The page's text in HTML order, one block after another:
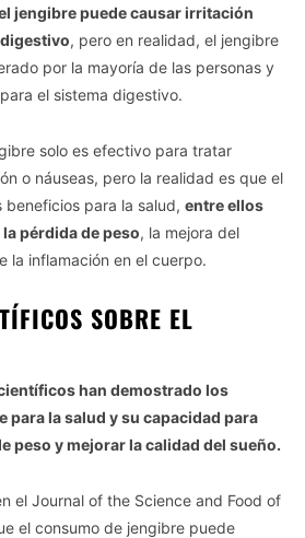
the sale, sharing to third parties, or
jengibre puede causar irritación
, pero en realidad, el jengibre
por la mayoría de las personas y
el sistema digestivo.
solo es efectivo para tratar
o náuseas, pero la realidad es que el
para la salud, entre ellos
pérdida de peso, la mejora del
la inflamación en el cuerpo.
SOBRE EL
han demostrado los
para la salud y su capacidad para
peso y mejorar la calidad del sueño.
el Journal of the Science and Food of
el consumo de jengibre puede